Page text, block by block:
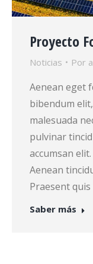
Proyecto
Noticias Por
Aenean eget
bibendum
malesuada
pulvinar
accumsan
Aenean
Praesent
Saber más